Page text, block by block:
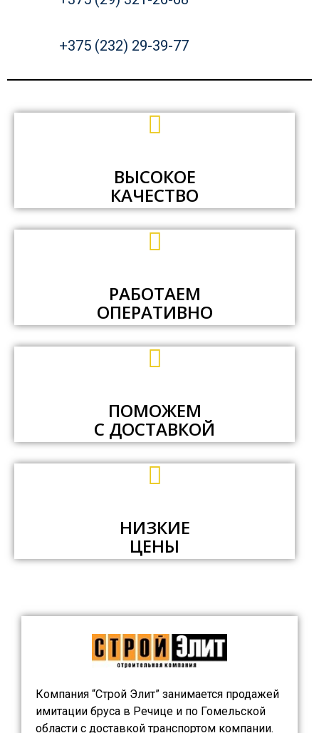
+375 (232) 29-39-77
ВЫСОКОЕ
КАЧЕСТВО
РАБОТАЕМ
ОПЕРАТИВНО
ПОМОЖЕМ
С ДОСТАВКОЙ
НИЗКИЕ
ЦЕНЫ
Компания “Строй Элит” занимается продажей
имитации бруса в Речице и по Гомельской
области с доставкой транспортом компании.